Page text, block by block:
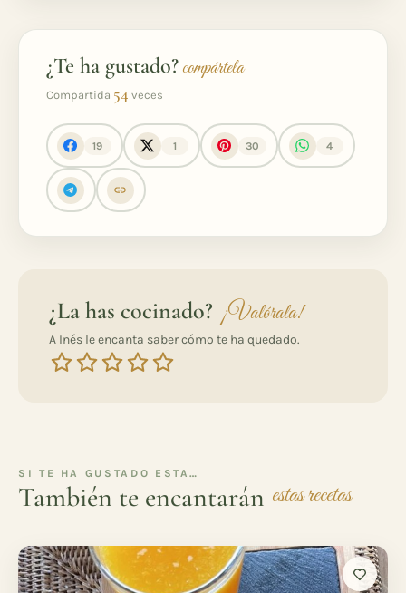
¿Te ha gustado?compártela
Compartida 54 veces
19 1 30 4
¿La has cocinado? ¡Valórala!
A Inés le encanta saber cómo te ha quedado.
SI TE HA GUSTADO ESTA…
También te encantarán estas recetas